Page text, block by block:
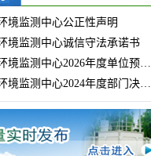
境监测中心公正性声明
境监测中心诚信守法承诺书
北京市生态环境监测中心2026年度单位预算信息公开
北京市生态环境监测中心2024年度部门决算公开